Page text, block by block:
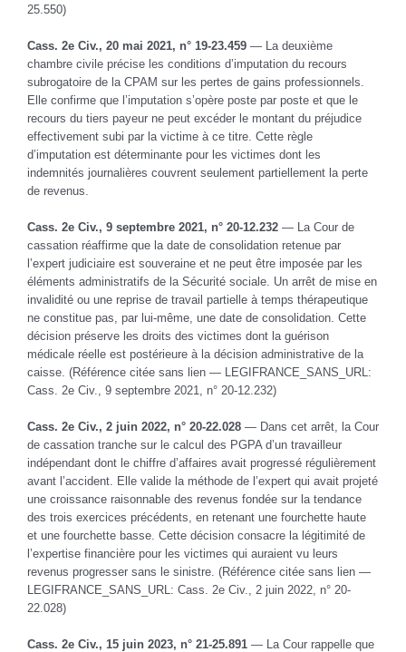
25.550)
Cass. 2e Civ., 20 mai 2021, n° 19-23.459 — La deuxième
chambre civile précise les conditions d’imputation du recours
subrogatoire de la CPAM sur les pertes de gains professionnels.
Elle confirme que l’imputation s’opère poste par poste et que le
recours du tiers payeur ne peut excéder le montant du préjudice
effectivement subi par la victime à ce titre. Cette règle
d’imputation est déterminante pour les victimes dont les
indemnités journalières couvrent seulement partiellement la perte
de revenus.
Cass. 2e Civ., 9 septembre 2021, n° 20-12.232 — La Cour de
cassation réaffirme que la date de consolidation retenue par
l’expert judiciaire est souveraine et ne peut être imposée par les
éléments administratifs de la Sécurité sociale. Un arrêt de mise en
invalidité ou une reprise de travail partielle à temps thérapeutique
ne constitue pas, par lui-même, une date de consolidation. Cette
décision préserve les droits des victimes dont la guérison
médicale réelle est postérieure à la décision administrative de la
caisse. (Référence citée sans lien — LEGIFRANCE_SANS_URL:
Cass. 2e Civ., 9 septembre 2021, n° 20-12.232)
Cass. 2e Civ., 2 juin 2022, n° 20-22.028 — Dans cet arrêt, la Cour
de cassation tranche sur le calcul des PGPA d’un travailleur
indépendant dont le chiffre d’affaires avait progressé régulièrement
avant l’accident. Elle valide la méthode de l’expert qui avait projeté
une croissance raisonnable des revenus fondée sur la tendance
des trois exercices précédents, en retenant une fourchette haute
et une fourchette basse. Cette décision consacre la légitimité de
l’expertise financière pour les victimes qui auraient vu leurs
revenus progresser sans le sinistre. (Référence citée sans lien —
LEGIFRANCE_SANS_URL: Cass. 2e Civ., 2 juin 2022, n° 20-
22.028)
Cass. 2e Civ., 15 juin 2023, n° 21-25.891 — La Cour rappelle que